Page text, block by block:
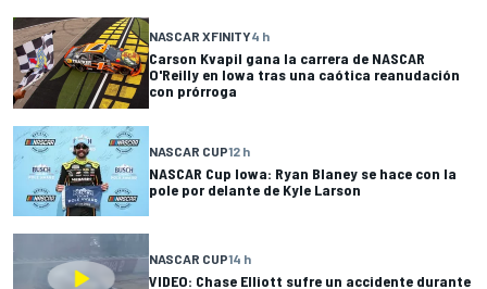
NASCAR XFINITY4 h
Carson Kvapil gana la carrera de NASCAR
O'Reilly en Iowa tras una caótica reanudación
con prórroga
NASCAR CUP12 h
NASCAR Cup Iowa: Ryan Blaney se hace con la
pole por delante de Kyle Larson
NASCAR CUP14 h
VIDEO: Chase Elliott sufre un accidente durante